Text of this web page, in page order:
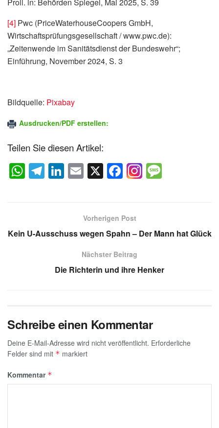
[4] Pwc (PriceWaterhouseCoopers GmbH,
Wirtschaftsprüfungsgesellschaft / www.pwc.de):
„Zeitenwende im Sanitätsdienst der Bundeswehr“;
Einführung, November 2024, S. 3
Bildquelle: Pixabay
Ausdrucken/PDF erstellen:
Teilen Sie diesen Artikel:
W
h
A
T
el
a
Li
n
dI
E
m
X F
a
e
b
o
o
k
g
Vorherigen Post
Kein U-Ausschuss wegen Spahn – Der Mann hat Glück
Nächster Beitrag
Die Richterin und ihre Henker
Schreibe einen Kommentar
Deine E-Mail-Adresse wird nicht veröffentlicht. Erforderliche
Felder sind mit * markiert
Kommentar *